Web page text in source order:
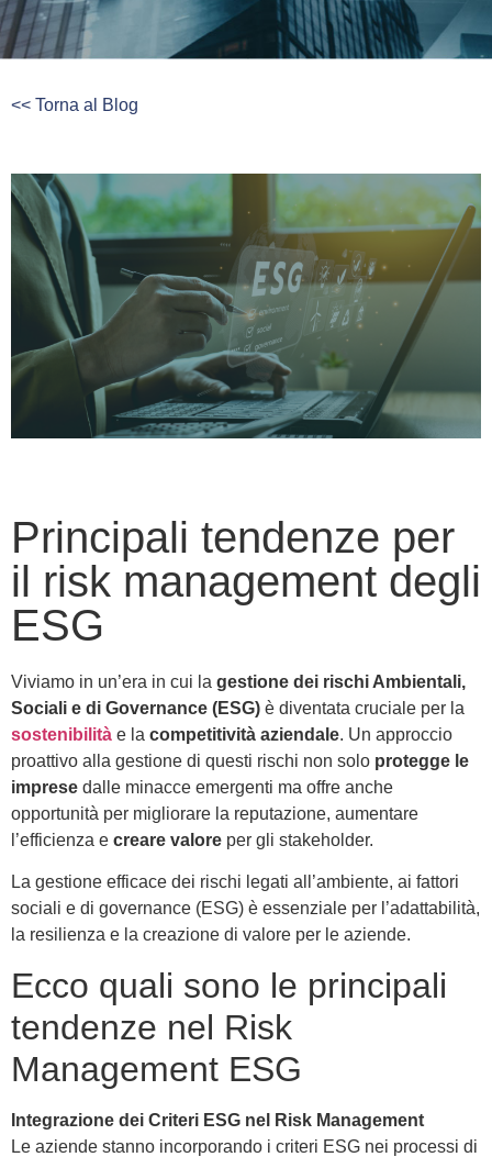
<< Torna al Blog
Principali tendenze per
il risk management degli
ESG
Viviamo in un’era in cui la gestione dei rischi Ambientali,
Sociali e di Governance (ESG) è diventata cruciale per la
sostenibilità e la competitività aziendale. Un approccio
proattivo alla gestione di questi rischi non solo protegge le
imprese dalle minacce emergenti ma offre anche
opportunità per migliorare la reputazione, aumentare
l’efficienza e creare valore per gli stakeholder.
La gestione efficace dei rischi legati all’ambiente, ai fattori
sociali e di governance (ESG) è essenziale per l’adattabilità,
la resilienza e la creazione di valore per le aziende.
Ecco quali sono le principali
tendenze nel Risk
Management ESG
Integrazione dei Criteri ESG nel Risk Management
Le aziende stanno incorporando i criteri ESG nei processi di